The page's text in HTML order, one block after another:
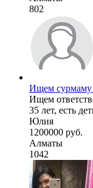
802
Ищем сурмаму
Ищем
35 лет, есть
Юлия
1200000 руб.
Алматы
1042